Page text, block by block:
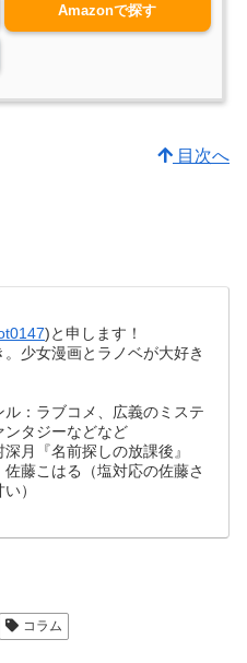
Amazonで探す
目次へ
)と申します！
。少女漫画とラノベが大好き
ル：ラブコメ、広義のミステ
ンタジーなどなど
深月『名前探しの放課後』
佐藤こはる（塩対応の佐藤さ
）
コラム